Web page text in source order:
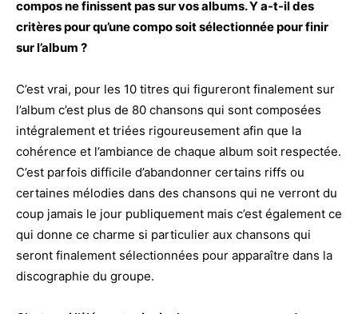
compos ne finissent pas sur vos albums. Y a-t-il des
critères pour qu’une compo soit sélectionnée pour finir
sur l’album ?
C’est vrai, pour les 10 titres qui figureront finalement sur
l’album c’est plus de 80 chansons qui sont composées
intégralement et triées rigoureusement afin que la
cohérence et l’ambiance de chaque album soit respectée.
C’est parfois difficile d’abandonner certains riffs ou
certaines mélodies dans des chansons qui ne verront du
coup jamais le jour publiquement mais c’est également ce
qui donne ce charme si particulier aux chansons qui
seront finalement sélectionnées pour apparaître dans la
discographie du groupe.